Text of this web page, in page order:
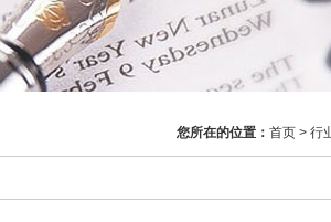
您所在的位置： 首页 > 行